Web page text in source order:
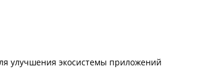
улучшения экосистемы приложений